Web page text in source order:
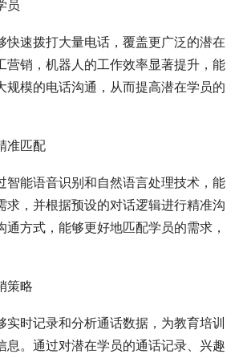
员
快速拨打大量电话，覆盖更广泛的潜在
营销，机器人的工作效率显著提升，能
规模的电话沟通，从而提高潜在学员的
准匹配
智能语音识别和自然语言处理技术，能
求，并根据预设的对话逻辑进行精准沟
通方式，能够更好地匹配学员的需求，
策略
实时记录和分析通话数据，为教育培训
息。通过对潜在学员的通话记录、兴趣